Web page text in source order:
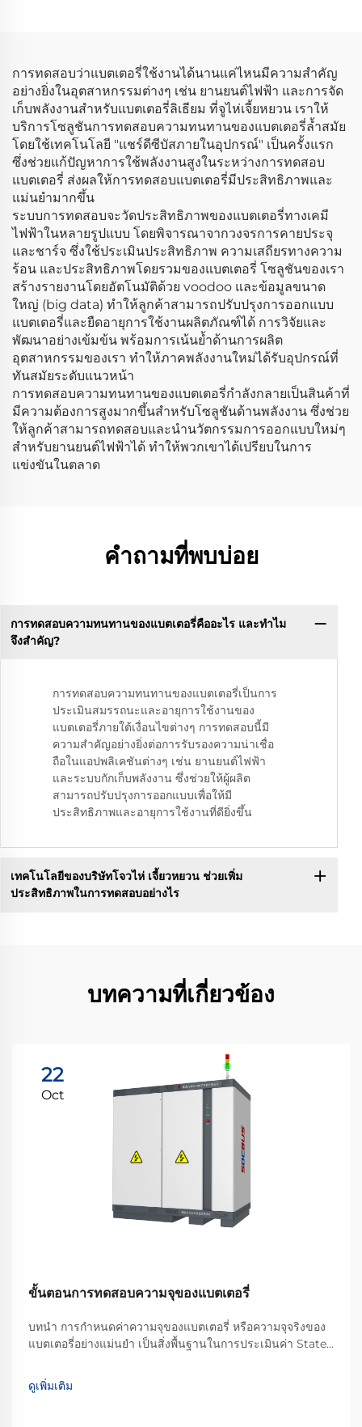
การทดสอบว่าแบตเตอรี่ใช้งานได้นานแค่ไหนมีความสำคัญ
อย่างยิ่งในอุตสาหกรรมต่างๆ เช่น ยานยนต์ไฟฟ้า และการจัด
เก็บพลังงานสำหรับแบตเตอรี่ลิเธียม ที่จูไห่เจี้ยหยวน เราให้
บริการโซลูชันการทดสอบความทนทานของแบตเตอรี่ล้ำสมัย
โดยใช้เทคโนโลยี "แชร์ดีซีบัสภายในอุปกรณ์" เป็นครั้งแรก
ซึ่งช่วยแก้ปัญหาการใช้พลังงานสูงในระหว่างการทดสอบ
แบตเตอรี่ ส่งผลให้การทดสอบแบตเตอรี่มีประสิทธิภาพและ
แม่นยำมากขึ้น
ระบบการทดสอบจะวัดประสิทธิภาพของแบตเตอรี่ทางเคมี
ไฟฟ้าในหลายรูปแบบ โดยพิจารณาจากวงจรการคายประจุ
และชาร์จ ซึ่งใช้ประเมินประสิทธิภาพ ความเสถียรทางความ
ร้อน และประสิทธิภาพโดยรวมของแบตเตอรี่ โซลูชันของเรา
สร้างรายงานโดยอัตโนมัติด้วย voodoo และข้อมูลขนาด
ใหญ่ (big data) ทำให้ลูกค้าสามารถปรับปรุงการออกแบบ
แบตเตอรี่และยืดอายุการใช้งานผลิตภัณฑ์ได้ การวิจัยและ
พัฒนาอย่างเข้มข้น พร้อมการเน้นย้ำด้านการผลิต
อุตสาหกรรมของเรา ทำให้ภาคพลังงานใหม่ได้รับอุปกรณ์ที่
ทันสมัยระดับแนวหน้า
การทดสอบความทนทานของแบตเตอรี่กำลังกลายเป็นสินค้าที่
มีความต้องการสูงมากขึ้นสำหรับโซลูชันด้านพลังงาน ซึ่งช่วย
ให้ลูกค้าสามารถทดสอบและนำนวัตกรรมการออกแบบใหม่ๆ
สำหรับยานยนต์ไฟฟ้าได้ ทำให้พวกเขาได้เปรียบในการ
แข่งขันในตลาด
คำถามที่พบบ่อย
การทดสอบความทนทานของแบตเตอรี่คืออะไร และทำไม
จึงสำคัญ?
การทดสอบความทนทานของแบตเตอรี่เป็นการ
ประเมินสมรรถนะและอายุการใช้งานของ
แบตเตอรี่ภายใต้เงื่อนไขต่างๆ การทดสอบนี้มี
ความสำคัญอย่างยิ่งต่อการรับรองความน่าเชื่อ
ถือในแอปพลิเคชันต่างๆ เช่น ยานยนต์ไฟฟ้า
และระบบกักเก็บพลังงาน ซึ่งช่วยให้ผู้ผลิต
สามารถปรับปรุงการออกแบบเพื่อให้มี
ประสิทธิภาพและอายุการใช้งานที่ดียิ่งขึ้น
เทคโนโลยีของบริษัทโจวไห่ เจี้ยวหยวน ช่วยเพิ่ม
ประสิทธิภาพในการทดสอบอย่างไร
บทความที่เกี่ยวข้อง
22
Oct
ขั้นตอนการทดสอบความจุของแบตเตอรี่
บทนำ การกำหนดค่าความจุของแบตเตอรี่ หรือความจุจริงของ
แบตเตอรี่อย่างแม่นยำ เป็นสิ่งพื้นฐานในการประเมินค่า State
และแผนก R&D ที่ทำงานกับโมดูลและแพ็กแบตเตอรี่ สิ่งนี้
จำเป็นต้องใช้...
ดูเพิ่มเติม